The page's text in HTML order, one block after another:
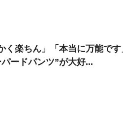
く楽ちん」「本当に万能で
ードパンツ”が大好...